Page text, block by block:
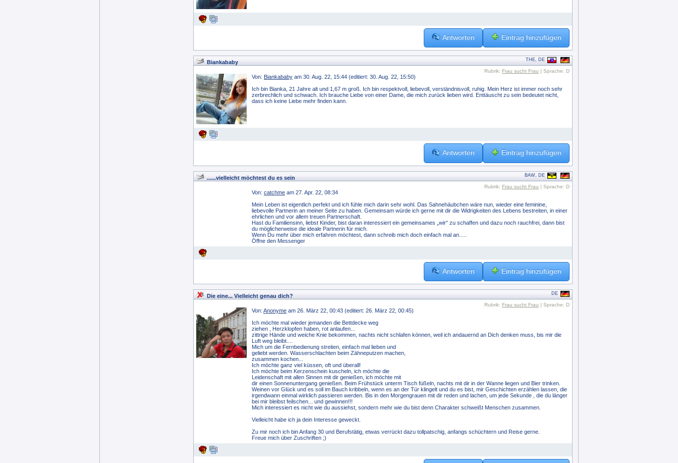
Antworten Eintrag hinzufügen
Biankababy THE, DE
Rubrik: Frau sucht Frau | Sprache: D
Von: Biankababy am 30. Aug. 22, 15:44 (editiert: 30. Aug. 22, 15:50)
Ich bin Bianka, 21 Jahre alt und 1,67 m groß. Ich bin respektvoll, liebevoll, verständnisvoll, ruhig. Mein Herz ist immer noch sehr
zerbrechlich und schwach. Ich brauche Liebe von einer Dame, die mich zurück lieben wird. Enttäuscht zu sein bedeutet nicht,
dass ich keine Liebe mehr finden kann.
Antworten Eintrag hinzufügen
......vielleicht möchtest du es sein BAW, DE
Rubrik: Frau sucht Frau | Sprache: D
Von: catchme am 27. Apr. 22, 08:34
Mein Leben ist eigentlich perfekt und ich fühle mich darin sehr wohl. Das Sahnehäubchen wäre nun, wieder eine feminine,
liebevolle Partnerin an meiner Seite zu haben. Gemeinsam würde ich gerne mit dir die Widrigkeiten des Lebens bestreiten, in einer
ehrlichen und vor allem treuen Partnerschaft.
Hast du Familiensinn, liebst Kinder, bist daran interessiert ein gemeinsames „wir“ zu schaffen und dazu noch rauchfrei, dann bist
du möglicherweise die ideale Partnerin für mich.
Wenn Du mehr über mich erfahren möchtest, dann schreib mich doch einfach mal an.....
Öffne den Messenger
Antworten Eintrag hinzufügen
Die eine... Vielleicht genau dich? DE
Rubrik: Frau sucht Frau | Sprache: D
Von: Anonyme am 26. März 22, 00:43 (editiert: 26. März 22, 00:45)
Ich möchte mal wieder jemanden die Bettdecke weg
ziehen , Herzklopfen haben, rot anlaufen...
zittrige Hände und weiche Knie bekommen, nachts nicht schlafen können, weil ich andauernd an Dich denken muss, bis mir die
Luft weg bleibt....
Mich um die Fernbedienung streiten, einfach mal lieben und
geliebt werden. Wasserschlachten beim Zähneputzen machen,
zusammen kochen...
Ich möchte ganz viel küssen, oft und überall!
Ich möchte beim Kerzenschein kuscheln, ich möchte die
Leidenschaft mit allen Sinnen mit dir genießen, ich möchte mit
dir einen Sonnenuntergang genießen. Beim Frühstück unterm Tisch füßeln, nachts mit dir in der Wanne liegen und Bier trinken.
Weinen vor Glück und es soll im Bauch kribbeln, wenn es an der Tür klingelt und du es bist, mir Geschichten erzählen lassen, die
irgendwann einmal wirklich passieren werden. Bis in den Morgengrauen mit dir reden und lachen, um jede Sekunde , die du länger
bei mir bleibst feilschen... und gewinnen!!!
Mich interessiert es nicht wie du aussiehst, sondern mehr wie du bist denn Charakter schweißt Menschen zusammen.
Vielleicht habe ich ja dein Interesse geweckt.
Zu mir noch ich bin Anfang 30 und Berufstätig, etwas verrückt dazu tollpatschig, anfangs schüchtern und Reise gerne.
Freue mich über Zuschriften ;)